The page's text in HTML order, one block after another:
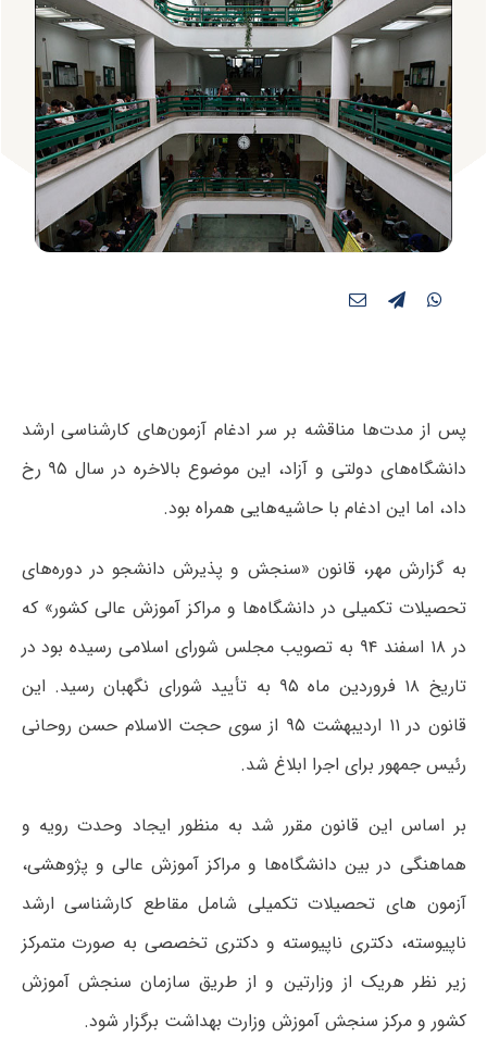
پس از مدت‌ها مناقشه بر سر ادغام آزمون‌های کارشناسی ارشد
دانشگاه‌های دولتی و آزاد، این موضوع بالاخره در سال ۹۵ رخ
داد، اما این ادغام با حاشیه‌هایی همراه بود.
به گزارش مهر، قانون «سنجش و پذیرش دانشجو در دوره‌های
تحصیلات تکمیلی در دانشگاه‌ها و مراکز آموزش عالی کشور» که
در ۱۸ اسفند ۹۴ به تصویب مجلس شورای اسلامی رسیده بود در
تاریخ ۱۸ فروردین ماه ۹۵ به تأیید شورای نگهبان رسید. این
قانون در ۱۱ اردیبهشت ۹۵ از سوی حجت الاسلام حسن روحانی
رئیس جمهور برای اجرا ابلاغ شد.
بر اساس این قانون مقرر شد به منظور ایجاد وحدت رویه و
هماهنگی در بین دانشگاه‌ها و مراکز آموزش عالی و پژوهشی،
آزمون های تحصیلات تکمیلی شامل مقاطع کارشناسی ارشد
ناپیوسته، دکتری ناپیوسته و دکتری تخصصی به صورت متمرکز
زیر نظر هریک از وزارتین و از طریق سازمان سنجش آموزش
کشور و مرکز سنجش آموزش وزارت بهداشت برگزار شود.